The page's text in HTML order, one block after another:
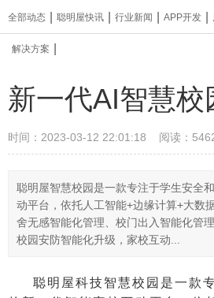
全部动态 聪明屋快讯 行业新闻 APP开发
解决方案
新一代AI智慧校
时间：2023-03-12 22:01:18 阅读：
聪明屋智慧校园是一款专注于学生安全
动平台，依托人工智能+边缘计算+大数
舍无感智能化管理、校门出入智能化管
校园安防智能化升级，家校互动...
聪明屋科技智慧校园是一款